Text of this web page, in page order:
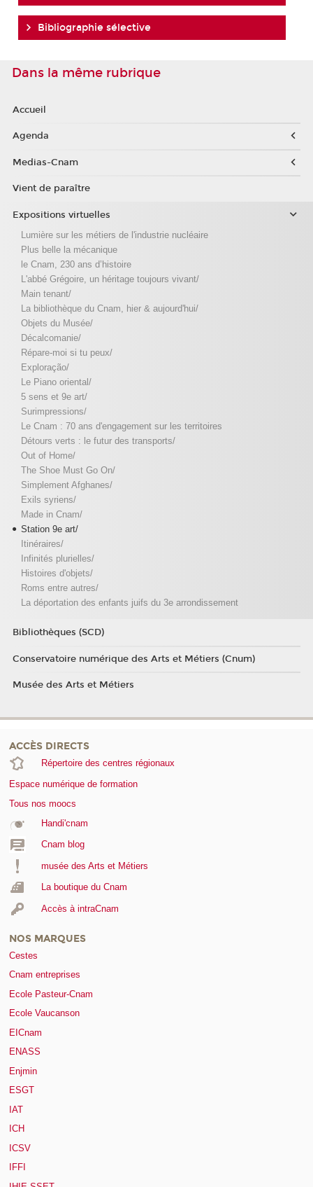
Bibliographie sélective
Dans la même rubrique
Accueil
Agenda
Medias-Cnam
Vient de paraître
Expositions virtuelles
Lumière sur les métiers de l'industrie nucléaire
Plus belle la mécanique
le Cnam, 230 ans d’histoire
L'abbé Grégoire, un héritage toujours vivant/
Main tenant/
La bibliothèque du Cnam, hier & aujourd'hui/
Objets du Musée/
Décalcomanie/
Répare-moi si tu peux/
Exploração/
Le Piano oriental/
5 sens et 9e art/
Surimpressions/
Le Cnam : 70 ans d'engagement sur les territoires
Détours verts : le futur des transports/
Out of Home/
The Shoe Must Go On/
Simplement Afghanes/
Exils syriens/
Made in Cnam/
Station 9e art/
Itinéraires/
Infinités plurielles/
Histoires d'objets/
Roms entre autres/
La déportation des enfants juifs du 3e arrondissement
Bibliothèques (SCD)
Conservatoire numérique des Arts et Métiers (Cnum)
Musée des Arts et Métiers
ACCÈS DIRECTS
Répertoire des centres régionaux
Espace numérique de formation
Tous nos moocs
Handi'cnam
Cnam blog
musée des Arts et Métiers
La boutique du Cnam
Accès à intraCnam
NOS MARQUES
Cestes
Cnam entreprises
Ecole Pasteur-Cnam
Ecole Vaucanson
EICnam
ENASS
Enjmin
ESGT
IAT
ICH
ICSV
IFFI